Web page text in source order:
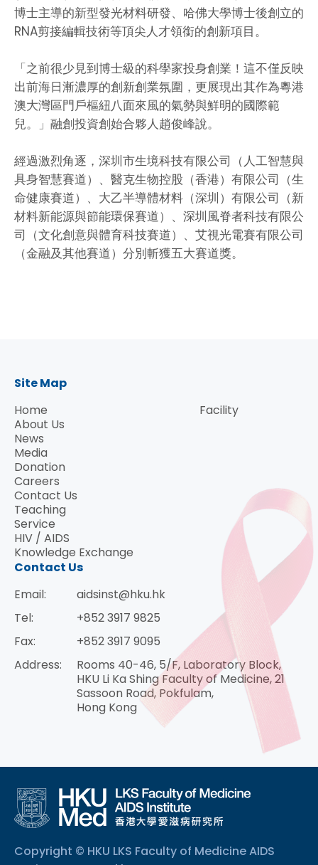
博士主導的新型發光材料研發、哈佛大學博士後創立的
RNA剪接編輯技術等頂尖人才領銜的創新項目。
「之前很少見到博士級的科學家投身創業！這不僅反映
出前海日漸濃厚的創新創業氛圍，更展現出其作為粵港
澳大灣區門戶樞紐八面來風的氣勢與鮮明的國際範
兒。」融創投資創始合夥人趙俊峰說。
經過激烈角逐，深圳市生境科技有限公司（人工智慧與
具身智慧賽道）、醫克生物控股（香港）有限公司（生
命健康賽道）、大乙半導體材料（深圳）有限公司（新
材料新能源與節能環保賽道）、深圳風脊者科技有限公
司（文化創意與體育科技賽道）、艾視光電賽有限公司
（金融及其他賽道）分別斬獲五大賽道獎。
Site Map
Home
About Us
News
Media
Donation
Careers
Contact Us
Teaching
Service
HIV / AIDS
Knowledge Exchange
Facility
Contact Us
Email:
aidsinst@hku.hk
Tel:
+852 3917 9825
Fax:
+852 3917 9095
Address:
Rooms 40-46, 5/F, Laboratory Block,
HKU Li Ka Shing Faculty of Medicine, 21
Sassoon Road, Pokfulam,
Hong Kong
Copyright © HKU LKS Faculty of Medicine AIDS